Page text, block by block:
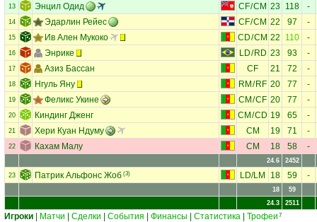
13 Энцил Одид CF/CM 23 118 -
14 Эдарлин Рейес CF/CM 22 97 -
15 Ив Ален Мукоко CD/CM 22 110 -
16 Энрике LD/RD 23 93 -
17 Азиз Бассан CF 21 72 -
18 Нгуль Яну RM / RF 20 77 -
19 Феликс Укине CM /CF 20 77 -
20 Киндинг Дженг CM /CD 19 65 -
21 Хери Куан Ндуму CM 19 71 -
22 Кахам Малу CM 18 58 -
24.6 2452
23 Патрик Альфонс Жоб (3) LD/LM 18 59 -
18
59
24.3
2511
Игроки Матчи Сделки События Финансы Статистика Трофеи 7